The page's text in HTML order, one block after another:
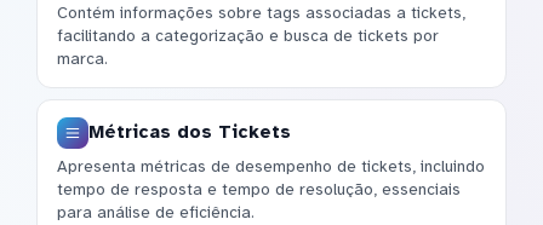
Contém informações sobre tags associadas a tickets,
facilitando a categorização e busca de tickets por
marca.
Métricas dos Tickets
Apresenta métricas de desempenho de tickets, incluindo
tempo de resposta e tempo de resolução, essenciais
para análise de eficiência.